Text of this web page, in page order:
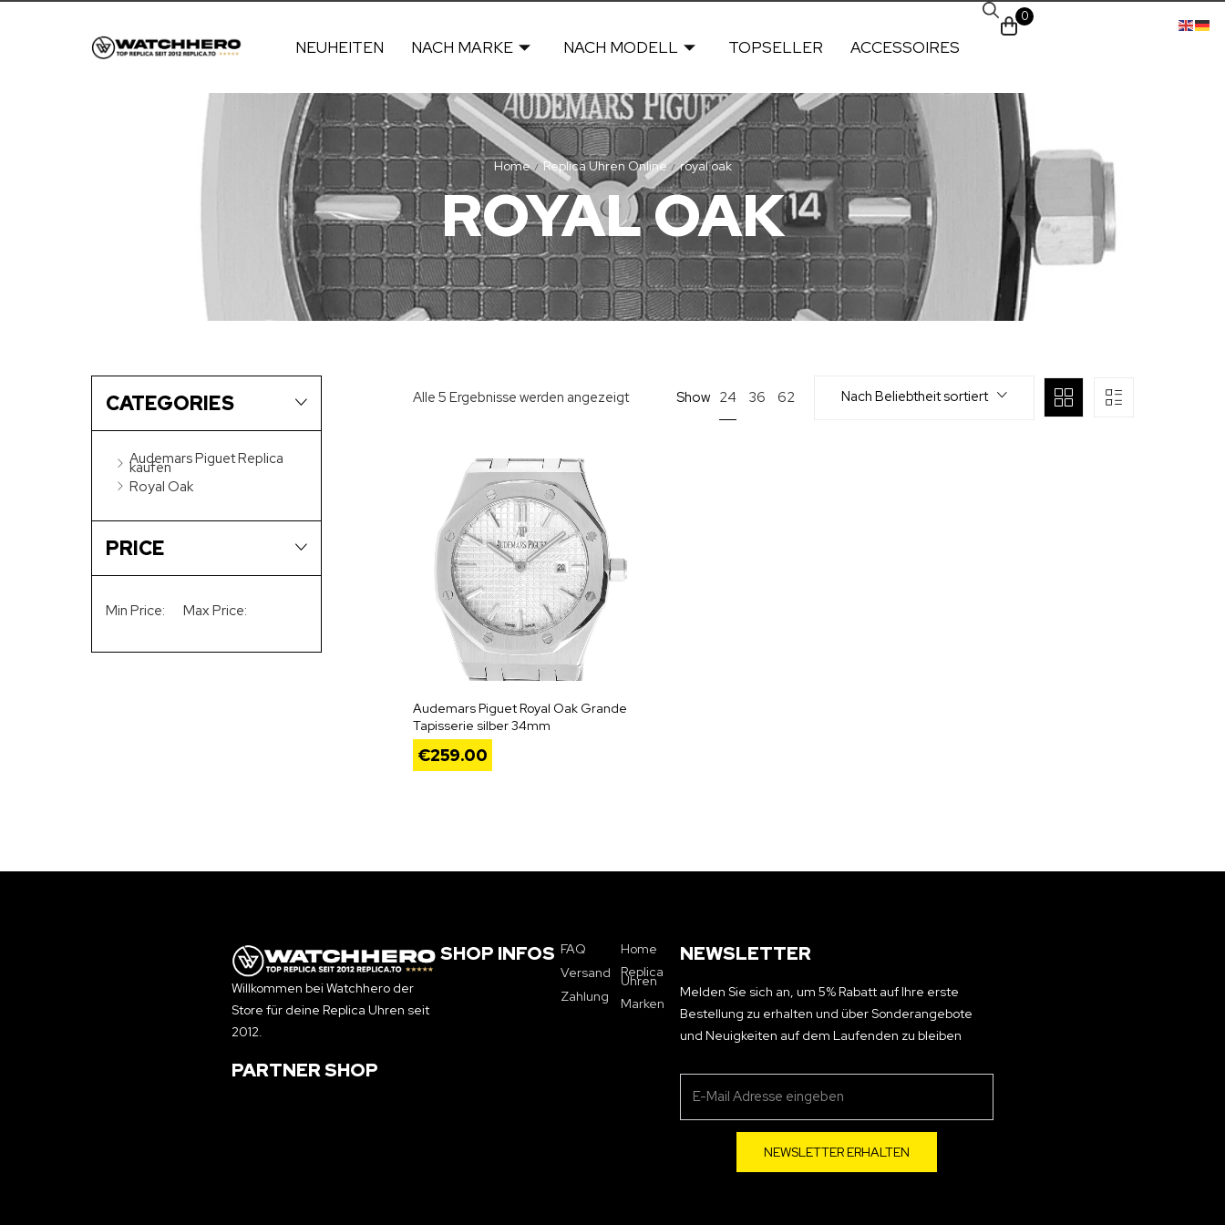
NEUHEITEN NACH MARKE NACH MODELL TOPSELLER ACCESSOIRES
0
ROYAL OAK
Home / Replica Uhren Online / royal oak
CATEGORIES
Audemars Piguet Replica
kaufen
Royal Oak
PRICE
Min Price: Max Price:
Alle 5 Ergebnisse werden angezeigt Show 24 36 62 Nach Beliebtheit sortiert
Audemars Piguet Royal Oak Grande
Tapisserie silber 34mm
€259.00
Willkommen bei Watchhero der
Store für deine Replica Uhren seit
2012.
PARTNER SHOP
SHOP INFOS FAQ
Versand
Zahlung
Home
Replica
Uhren
Marken
NEWSLETTER
Melden Sie sich an, um 5% Rabatt auf Ihre erste
Bestellung zu erhalten und über Sonderangebote
und Neuigkeiten auf dem Laufenden zu bleiben
NEWSLETTER ERHALTEN